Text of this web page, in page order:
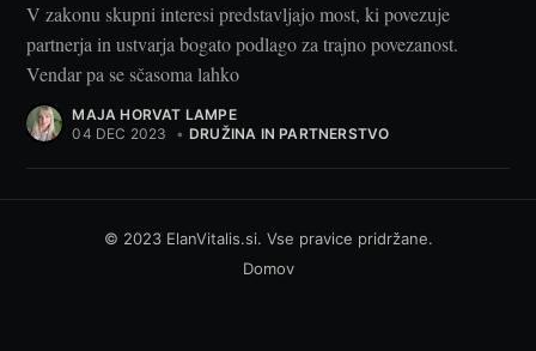
V zakonu skupni interesi predstavljajo most, ki povezuje
partnerja in ustvarja bogato podlago za trajno povezanost.
Vendar pa se sčasoma lahko
MAJA HORVAT LAMPE
04 DEC 2023
• DRUŽINA IN PARTNERSTVO
© 2023 ElanVitalis.si. Vse pravice pridržane.
Domov